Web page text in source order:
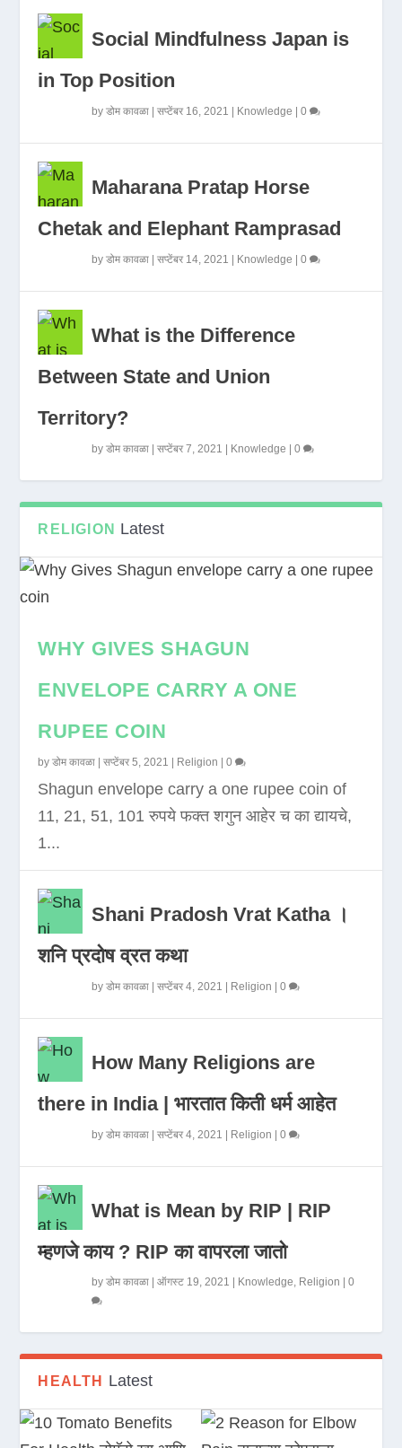
Social Mindfulness Japan is
in Top Position
byडोम कावळा |सप्टेंबर 16, 2021 Knowledge |0
Maharana Pratap Horse
Chetak and Elephant Ramprasad
byडोम कावळा |सप्टेंबर 14, 2021 Knowledge |0
What is the Difference
Between State and Union
Territory?
byडोम कावळा |सप्टेंबर 7, 2021 Knowledge |0
RELIGION Latest
WHY GIVES SHAGUN
ENVELOPE CARRY A ONE
RUPEE COIN
byडोम कावळा |सप्टेंबर 5, 2021 Religion |0
Shagun envelope carry a one rupee coin of
11, 21, 51, 101 रुपये फक्त शगुन आहेर च का द्यायचे,
1...
Shani Pradosh Vrat Katha ।
शनि प्रदोष व्रत कथा
byडोम कावळा |सप्टेंबर 4, 2021 Religion |0
How Many Religions are
there in India | भारतात किती धर्म आहेत
byडोम कावळा |सप्टेंबर 4, 2021 Religion |0
What is Mean by RIP | RIP
म्हणजे काय ? RIP का वापरला जातो
byडोम कावळा |ऑगस्ट 19, 2021 Knowledge, Religion |0
HEALTH Latest